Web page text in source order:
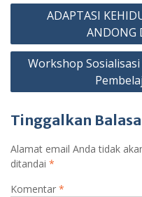
o
A
p
e
r
Navigasi
ADAPTASI
ANDONG
Workshop
Tinggalkan
Alamat email Anda tidak
ditandai *
Komentar *